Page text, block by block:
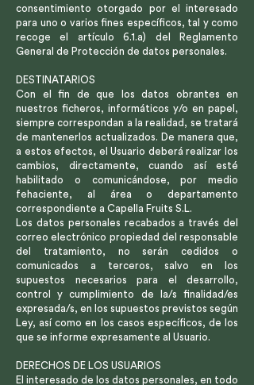
consentimiento otorgado por el interesado
para uno o varios fines específicos, tal y como
recoge el artículo 6.1.a) del Reglamento
General de Protección de datos personales.
DESTINATARIOS
Con el fin de que los datos obrantes en
nuestros ficheros, informáticos y/o en papel,
siempre correspondan a la realidad, se tratará
de mantenerlos actualizados. De manera que,
a estos efectos, el Usuario deberá realizar los
cambios, directamente, cuando así esté
habilitado o comunicándose, por medio
fehaciente, al área o departamento
correspondiente a Capella Fruits S.L.
Los datos personales recabados a través del
correo electrónico propiedad del responsable
del tratamiento, no serán cedidos o
comunicados a terceros, salvo en los
supuestos necesarios para el desarrollo,
control y cumplimiento de la/s finalidad/es
expresada/s, en los supuestos previstos según
Ley, así como en los casos específicos, de los
que se informe expresamente al Usuario.
DERECHOS DE LOS USUARIOS
El interesado de los datos personales, en todo